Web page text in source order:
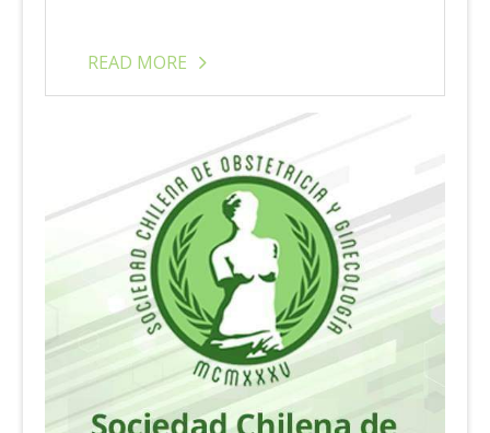
READ MORE